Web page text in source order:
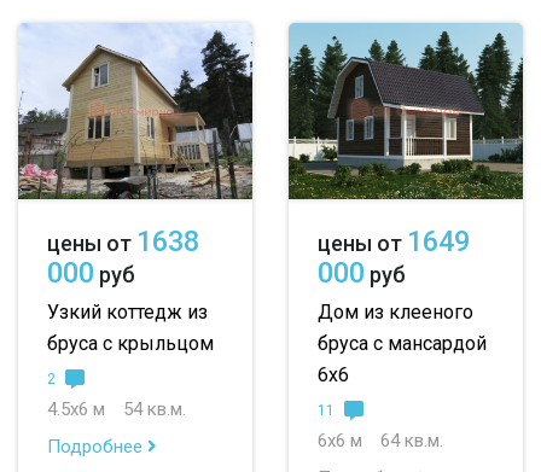
цены от 1638
000 руб
Узкий коттедж из
бруса с крыльцом
2
4.5х6 м
54 кв.м.
Подробнее
цены от 1649
000 руб
Дом из клееного
бруса с мансардой
6х6
11
6х6 м
64 кв.м.